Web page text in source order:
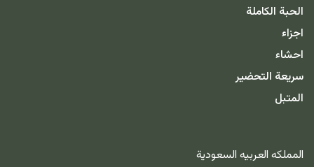
الحبة الكاملة
اجزاء
احشاء
سريعة التحضير
المتبل
المملكه العربيه السعودية